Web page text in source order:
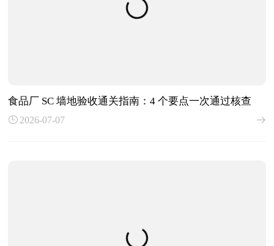
食品厂 SC 墙地验收通关指南：4 个要点一次通过核查
2026-07-07